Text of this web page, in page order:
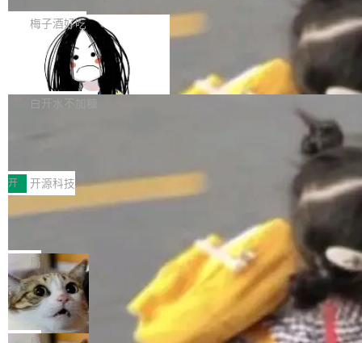
提交的编辑请求也长期处于待处理状态。 Groki
pedia 于去年底上线，定位为由人工智能生成内
容的百科平台，被马斯克视为传统众包百科网站
维基百科的替代方案。Lawfare 调查发现，无论
热门页面还是低关注度页面，均未出现近期更
是这样的：配 MessageSource 的 Bean、写 R
eloadableResourceBundleMessageSource、
声明 LocaleResolver、注册 LocaleChangeInt
erceptor…五六步之后才能看到第一行翻译文
本。 Solon 换了个方式。整个 i18n 模块围绕三
梅子酒好吃
Apache Doris 4.1 全面增强 Iceberg：
支持 UPDATE、MERGE INTO 与 Iceb
erg V3
Apache Doris 4.1 要补齐的，正是缺失的那一
半。在已有查询能力的基础上，Doris 进一步支
常维护操作，并完整支持 Iceberg V3 格式。
白开水不加糖
村国家自主创新示范区会议中心开幕。本届大会
由中关村智联软件服务业质量创新联盟主办，以
“智构可信·质创未来——AI原生时代的质量新范
式”为主题，直面AI从实验室走向规模化产业落地
的核心质量命题。会上，《2026智能研发生产力
工具选型手册》发布，Testin云测的Testin XAge
nt智能测试系统入选AI测试领域代表产品。对CI
O而言，这提示了一个转变：AI测试正在从效率
工具升级为企业的质量基础设施。 CIO面对的新
开 开源科技
让非法状态不可表示：一篇关于 ADT
有一种东西，一旦用过就回不去了。Alex Fedos
eev 管它叫"软件设计的基石"。 他说的东西不新
鲜——代数数据类型（ADT），尤其是和类型
（sum type）。但他说清楚了一件事：这不是类
型系统的学术体操，是日常编码的思维方式。 文
章从一个简单的例子切入。一个网站的深色主题
局
Cloudflare 开源内部企业 AI 平台 Clou
dflare OS
Cloudflare 发布了一个开源项目 Cloudflare O
S。如果你只看官方博客，你会觉得这是又一